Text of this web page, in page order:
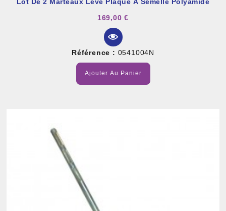
169,00 €
Référence : 0541004N
Ajouter Au Panier